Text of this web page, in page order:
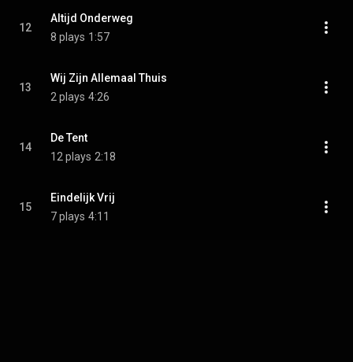
12
Altijd Onderweg
8 plays 1:57
13
Wij Zijn Allemaal Thuis
2 plays 4:26
14
De Tent
12 plays 2:18
15
Eindelijk Vrij
7 plays 4:11